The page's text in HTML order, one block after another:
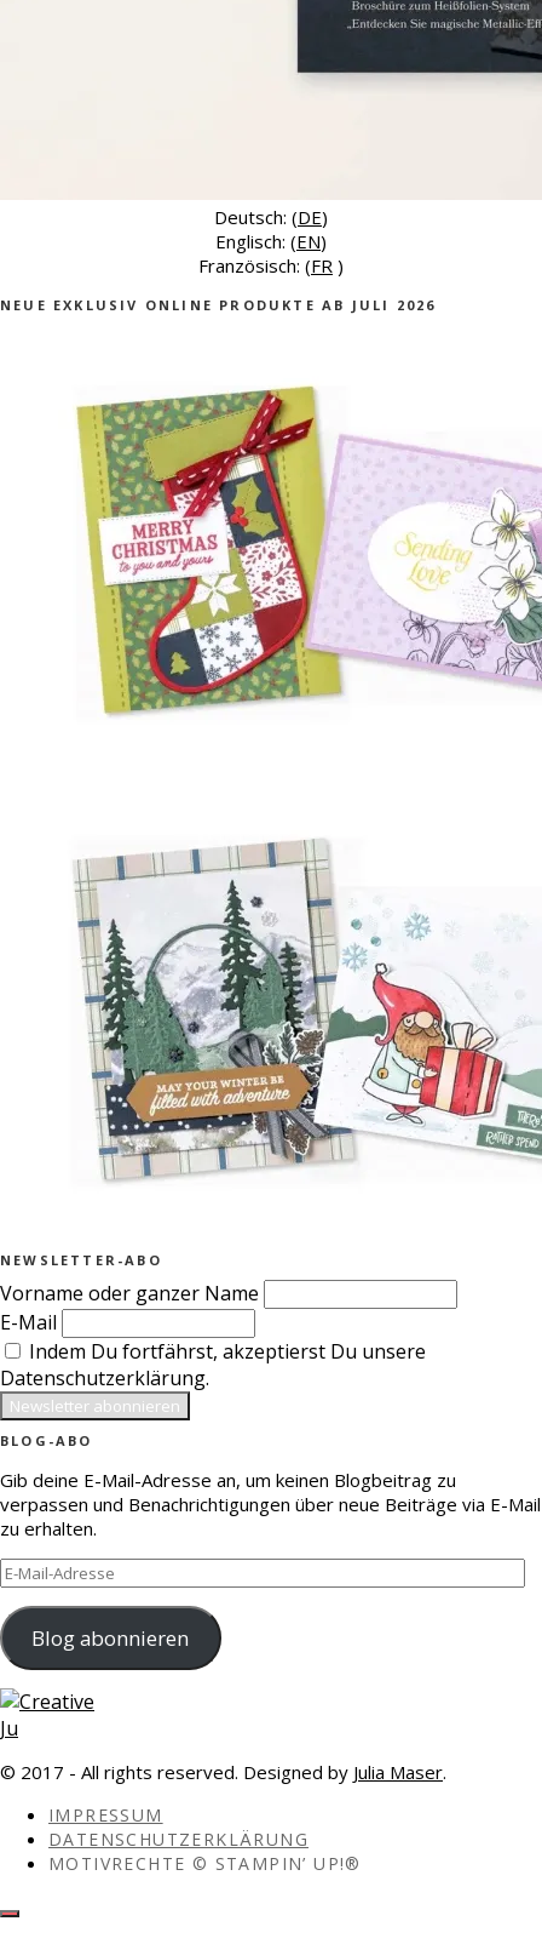
Deutsch: (DE)
Englisch: (EN)
Französisch: (FR )
NEUE EXKLUSIV ONLINE PRODUKTE AB JULI 2026
NEWSLETTER-ABO
Vorname oder ganzer Name
E-Mail
Indem Du fortfährst, akzeptierst Du unsere
Datenschutzerklärung.
BLOG-ABO
Gib deine E-Mail-Adresse an, um keinen Blogbeitrag zu
verpassen und Benachrichtigungen über neue Beiträge via E-Mail
zu erhalten.
E-
Mail-
Adresse
Blog abonnieren
© 2017 - All rights reserved. Designed by Julia Maser.
IMPRESSUM
DATENSCHUTZERKLÄRUNG
MOTIVRECHTE © STAMPIN’ UP!®